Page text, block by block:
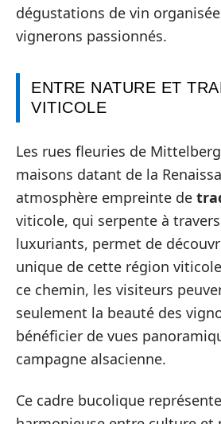
dégustations de vin
vignerons passionnés.
ENTRE NATURE ET
VITICOLE
Les rues fleuries de
maisons datant de la
atmosphère empreinte de
viticole, qui serpente à
luxuriants, permet de
unique de cette région
ce chemin, les visiteurs
seulement la beauté des
bénéficier de vues
campagne alsacienne.
Ce cadre bucolique